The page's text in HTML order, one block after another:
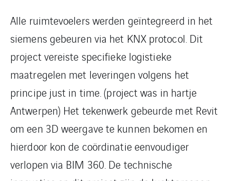
Alle ruimtevoelers werden geïntegreerd in het
siemens gebeuren via het KNX protocol. Dit
project vereiste specifieke logistieke
maatregelen met leveringen volgens het
principe just in time. (project was in hartje
Antwerpen) Het tekenwerk gebeurde met Revit
om een 3D weergave te kunnen bekomen en
hierdoor kon de coördinatie eenvoudiger
verlopen via BIM 360. De technische